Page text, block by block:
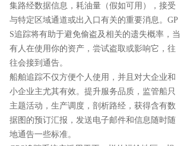
集路经数据信息，耗油量（假如可用），接受
与特定区域通道或出入口有关的重要消息。GP
S追踪将有助于避免偷盗及相关的遗失概率，当
有人在使用你的资产，尝试盗取或影响它，往
往会接到通告。
船舶追踪不仅方便个人使用，并且对大企业和
小企业主尤其有效。提升服务品质，监管船只
主题活动，生产调度，剖析路经，获得含有数
据图的预订汇报，发送电子邮件和信息随时随
地通告一些标准。